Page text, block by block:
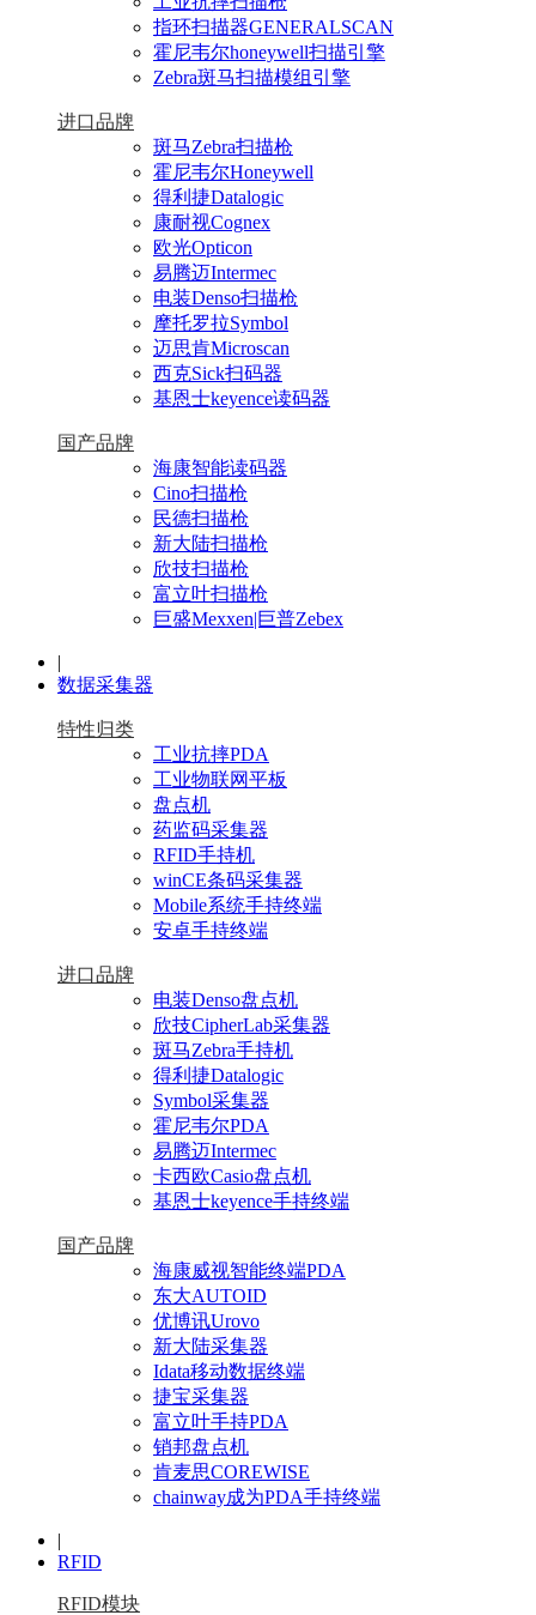
指环扫描器GENERALSCAN
霍尼韦尔honeywell扫描引擎
Zebra斑马扫描模组引擎
进口品牌
斑马Zebra扫描枪
霍尼韦尔Honeywell
得利捷Datalogic
康耐视Cognex
欧光Opticon
易腾迈Intermec
电装Denso扫描枪
摩托罗拉Symbol
迈思肯Microscan
西克Sick扫码器
基恩士keyence读码器
国产品牌
海康智能读码器
Cino扫描枪
民德扫描枪
新大陆扫描枪
欣技扫描枪
富立叶扫描枪
巨盛Mexxen|巨普Zebex
|
数据采集器
特性归类
工业抗摔PDA
工业物联网平板
盘点机
药监码采集器
RFID手持机
winCE条码采集器
Mobile系统手持终端
安卓手持终端
进口品牌
电装Denso盘点机
欣技CipherLab采集器
斑马Zebra手持机
得利捷Datalogic
Symbol采集器
霍尼韦尔PDA
易腾迈Intermec
卡西欧Casio盘点机
基恩士keyence手持终端
国产品牌
海康威视智能终端PDA
东大AUTOID
优博讯Urovo
新大陆采集器
Idata移动数据终端
捷宝采集器
富立叶手持PDA
销邦盘点机
肯麦思COREWISE
chainway成为PDA手持终端
|
RFID
RFID模块